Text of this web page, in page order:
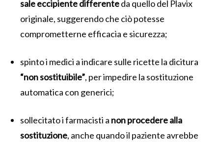
sale eccipiente differenteda quello del Plavix
originale, suggerendo che ciò potesse
comprometterne efficacia e sicurezza;
spinto i medici a indicare sulle ricette la dicitura
“non sostituibile”, per impedire la sostituzione
automatica con generici;
sollecitato i farmacisti a non procedere alla
sostituzione, anche quando il paziente avrebbe